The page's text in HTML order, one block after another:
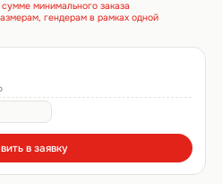
минимального заказа
гендерам в рамках одной
в заявку